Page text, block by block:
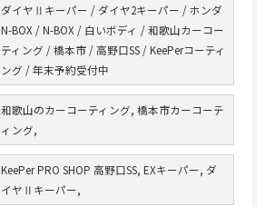
ダイヤⅡキーパー / ダイヤ2キーパー / ホンダ
N-BOX / N-BOX / 白いボディ / 和歌山カーコー
ティング / 橋本市 / 高野口SS / KeePerコーティ
ング / 年末予約受付中
和歌山のカーコーティング, 橋本市カーコーテ
ィング,
KeePer PRO SHOP 高野口SS, EXキーパー, ダ
イヤⅡキーパー,